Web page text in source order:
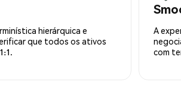
hierárquica e
que todos os ativos
A
com